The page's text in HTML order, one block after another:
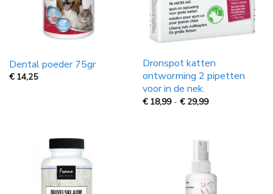
Dental poeder 75gr
€ 14,25
Dronspot katten
ontworming 2 pipetten
voor in de nek.
€ 18,99 - € 29,99Prijsklasse:
29,99